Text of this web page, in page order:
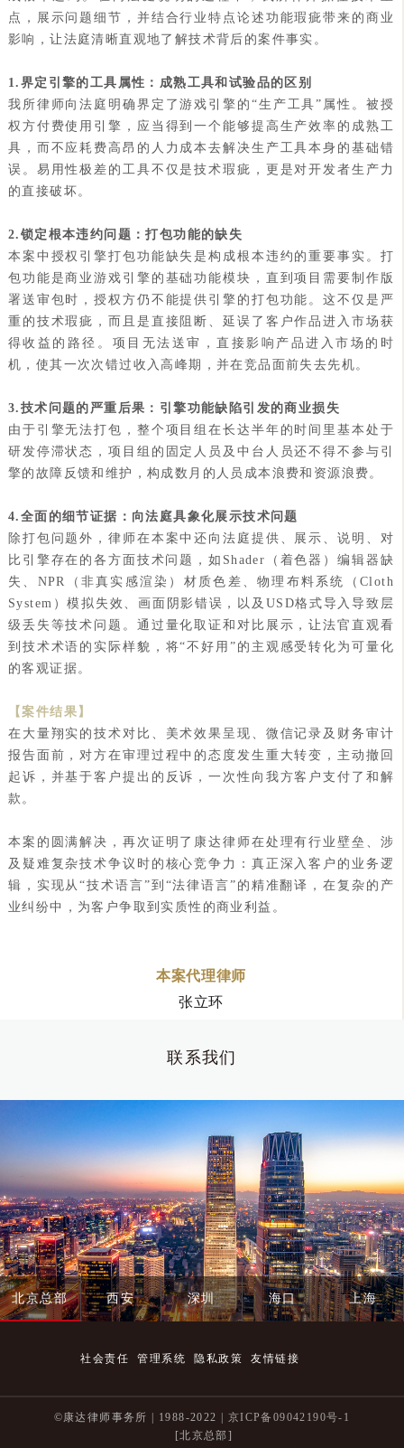
点，展示问题细节，并结合行业特点论述功能瑕疵带来的商业
影响，让法庭清晰直观地了解技术背后的案件事实。
1.界定引擎的工具属性：成熟工具和试验品的区别
我所律师向法庭明确界定了游戏引擎的“生产工具”属性。被授
权方付费使用引擎，应当得到一个能够提高生产效率的成熟工
具，而不应耗费高昂的人力成本去解决生产工具本身的基础错
误。易用性极差的工具不仅是技术瑕疵，更是对开发者生产力
的直接破坏。
2.锁定根本违约问题：打包功能的缺失
本案中授权引擎打包功能缺失是构成根本违约的重要事实。打
包功能是商业游戏引擎的基础功能模块，直到项目需要制作版
署送审包时，授权方仍不能提供引擎的打包功能。这不仅是严
重的技术瑕疵，而且是直接阻断、延误了客户作品进入市场获
得收益的路径。项目无法送审，直接影响产品进入市场的时
机，使其一次次错过收入高峰期，并在竞品面前失去先机。
3.技术问题的严重后果：引擎功能缺陷引发的商业损失
由于引擎无法打包，整个项目组在长达半年的时间里基本处于
研发停滞状态，项目组的固定人员及中台人员还不得不参与引
擎的故障反馈和维护，构成数月的人员成本浪费和资源浪费。
4.全面的细节证据：向法庭具象化展示技术问题
除打包问题外，律师在本案中还向法庭提供、展示、说明、对
比引擎存在的各方面技术问题，如Shader（着色器）编辑器缺
失、NPR（非真实感渲染）材质色差、物理布料系统（Cloth
System）模拟失效、画面阴影错误，以及USD格式导入导致层
级丢失等技术问题。通过量化取证和对比展示，让法官直观看
到技术术语的实际样貌，将“不好用”的主观感受转化为可量化
的客观证据。
【案件结果】
在大量翔实的技术对比、美术效果呈现、微信记录及财务审计
报告面前，对方在审理过程中的态度发生重大转变，主动撤回
起诉，并基于客户提出的反诉，一次性向我方客户支付了和解
款。
本案的圆满解决，再次证明了康达律师在处理有行业壁垒、涉
及疑难复杂技术争议时的核心竞争力：真正深入客户的业务逻
辑，实现从“技术语言”到“法律语言”的精准翻译，在复杂的产
业纠纷中，为客户争取到实质性的商业利益。
本案代理律师
张立环
联系我们
北京总部 西安 深圳 海口 上海
社会责任 管理系统 隐私政策 友情链接
©康达律师事务所 | 1988-2022 | 京ICP备09042190号-1
[北京总部]